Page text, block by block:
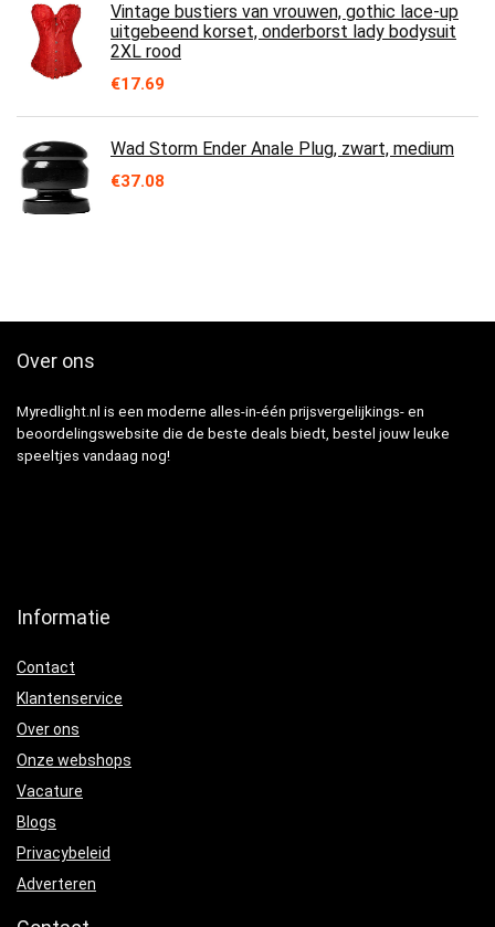
Vintage bustiers van vrouwen, gothic lace-up
uitgebeend korset, onderborst lady bodysuit
2XL rood
€17.69
Wad Storm Ender Anale Plug, zwart, medium
€37.08
Over ons
Myredlight.nl is een moderne alles-in-één prijsvergelijkings- en
beoordelingswebsite die de beste deals biedt, bestel jouw leuke
speeltjes vandaag nog!
Informatie
Contact
Klantenservice
Over ons
Onze webshops
Vacature
Blogs
Privacybeleid
Adverteren